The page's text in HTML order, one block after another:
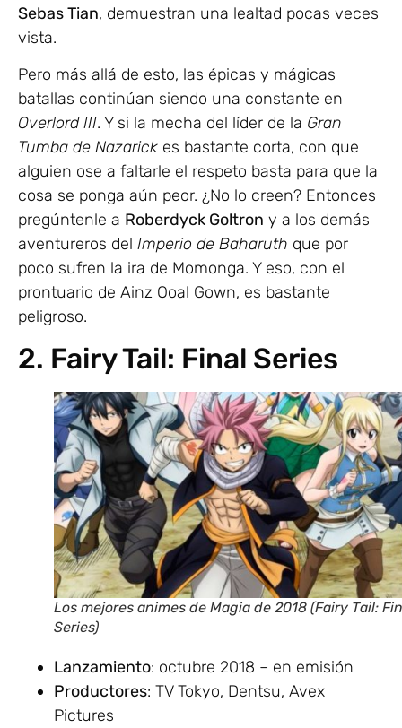
Sebas Tian, demuestran una lealtad pocas veces
vista.
Pero más allá de esto, las épicas y mágicas
batallas continúan siendo una constante en
Overlord III. Y si la mecha del líder de la Gran
Tumba de Nazarick es bastante corta, con que
alguien ose a faltarle el respeto basta para que la
cosa se ponga aún peor. ¿No lo creen? Entonces
pregúntenle a Roberdyck Goltron y a los demás
aventureros del Imperio de Baharuth que por
poco sufren la ira de Momonga. Y eso, con el
prontuario de Ainz Ooal Gown, es bastante
peligroso.
2. Fairy Tail: Final Series
Los mejores animes de Magia de 2018 (Fairy Tail:
Series)
Lanzamiento: octubre 2018 – en emisión
Productores: TV Tokyo, Dentsu, Avex
Pictures